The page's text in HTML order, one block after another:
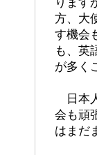
方、大
す機会
も、英
が多く
日本
会も頑
はまだ